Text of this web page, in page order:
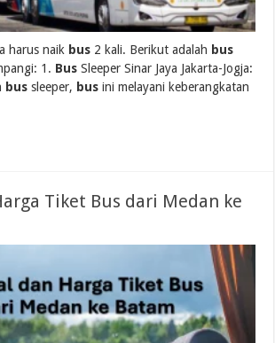
harus naik bus 2 kali. Berikut adalah bus
1. Bus Sleeper Sinar Jaya Jakarta-Jogja:
bus sleeper, bus ini melayani keberangkatan
Tiket Bus dari Medan ke